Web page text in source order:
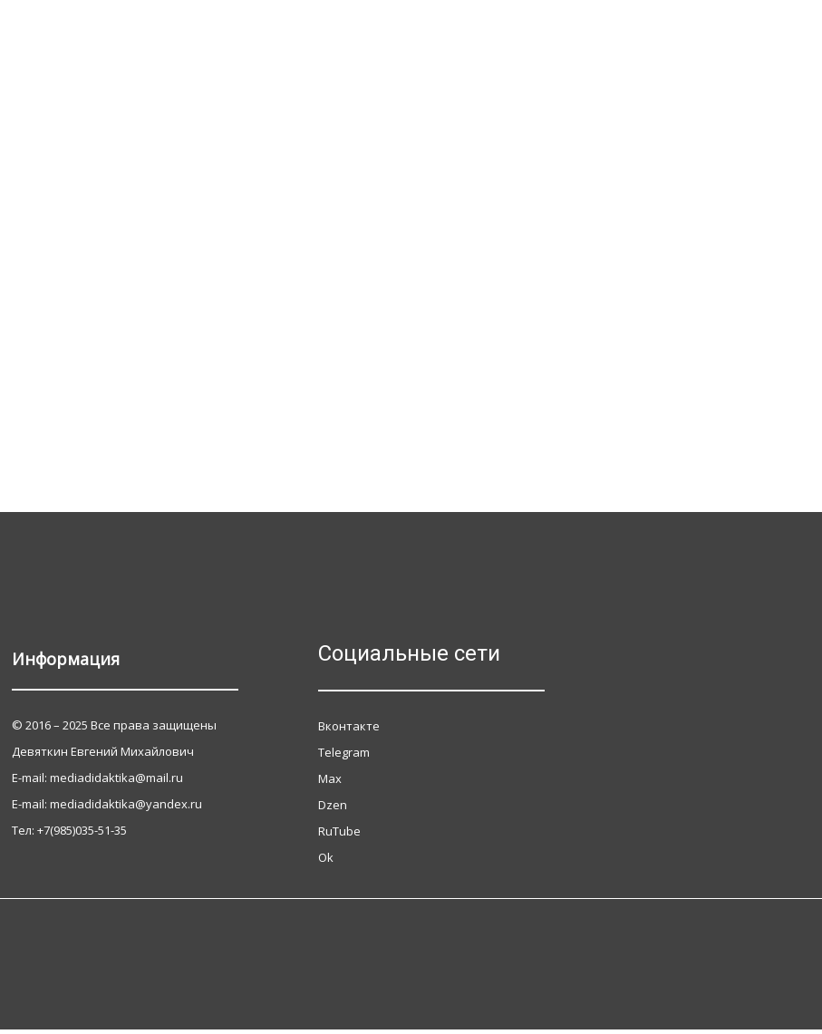
Информация
© 2016 – 2025 Все права защищены
Девяткин Евгений Михайлович
Е-mail: mediadidaktika@mail.ru
Е-mail: mediadidaktika@yandex.ru
Тел: +7(985)035-51-35
Социальные сети
Вконтакте
Telegram
Max
Dzen
RuTube
Ok